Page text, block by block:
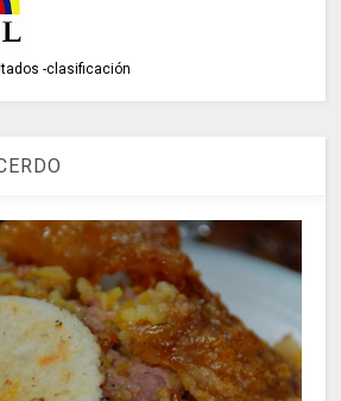
-clasificación